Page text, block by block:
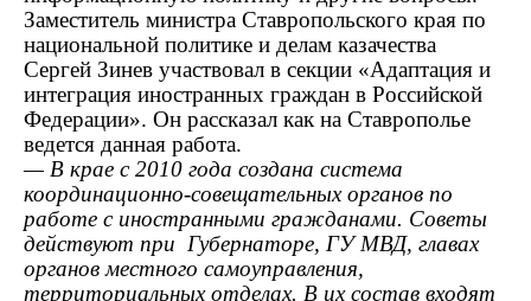
Заместитель министра Ставропольского края по
национальной политике и делам казачества
Сергей Зинев участвовал в секции «Адаптация и
интеграция иностранных граждан в Российской
Федерации». Он рассказал как на Ставрополье
ведется данная работа.
— В крае с 2010 года создана система
координационно-совещательных органов по
работе с иностранными гражданами. Советы
действуют при Губернаторе, ГУ МВД, главах
органов местного самоуправления,
территориальных отделах. В их состав входят